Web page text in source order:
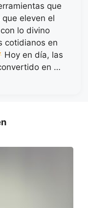
que
eleven el
lo divino
cotidianos en
Hoy en día, las
en …